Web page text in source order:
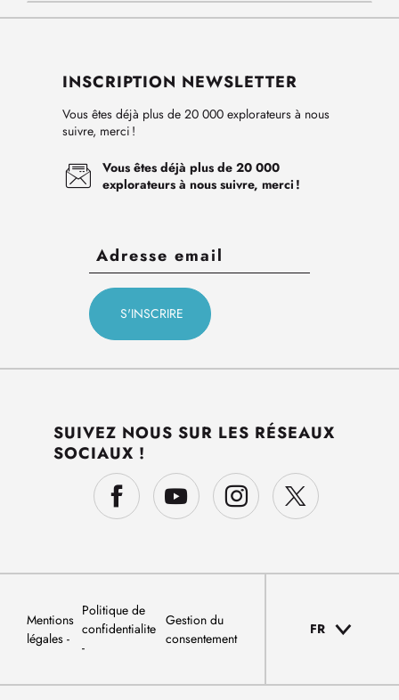
INSCRIPTION NEWSLETTER
Vous êtes déjà plus de 20 000 explorateurs à nous
suivre, merci !
Vous êtes déjà plus de 20 000
explorateurs à nous suivre, merci !
SUIVEZ NOUS SUR LES RÉSEAUX
SOCIAUX !
Mentions
légales
Politique de
confidentialite
Gestion du
consentement
FR